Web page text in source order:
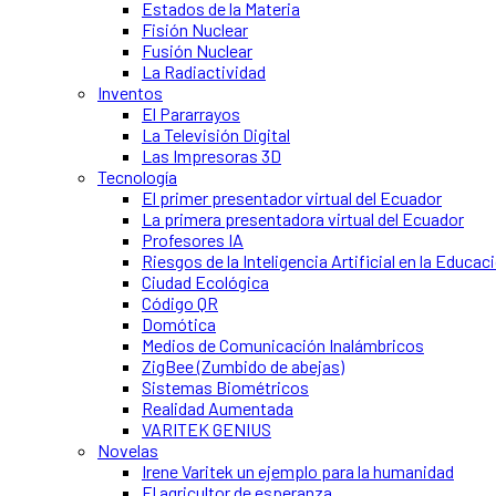
Estados de la Materia
Fisión Nuclear
Fusión Nuclear
La Radiactividad
Inventos
El Pararrayos
La Televisión Digital
Las Impresoras 3D
Tecnología
El primer presentador virtual del Ecuador
La primera presentadora virtual del Ecuador
Profesores IA
Riesgos de la Inteligencia Artificial en la
Ciudad Ecológica
Código QR
Domótica
Medios de Comunicación Inalámbricos
ZigBee (Zumbido de abejas)
Sistemas Biométricos
Realidad Aumentada
VARITEK GENIUS
Novelas
Irene Varitek un ejemplo para la humanidad